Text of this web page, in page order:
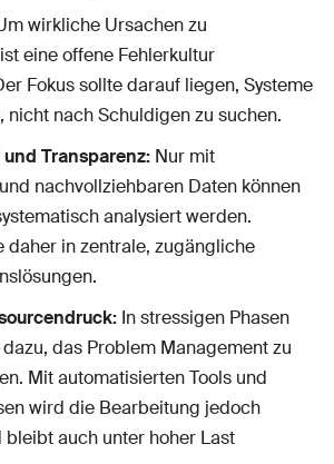
wirkliche Ursachen zu
eine offene Fehlerkultur
Fokus sollte darauf liegen, Systeme
nicht nach Schuldigen zu suchen.
Transparenz: Nur mit
nachvollziehbaren Daten können
analysiert werden.
daher in zentrale, zugängliche
In stressigen Phasen
das Problem Management zu
Mit automatisierten Tools und
wird die Bearbeitung jedoch
auch unter hoher Last